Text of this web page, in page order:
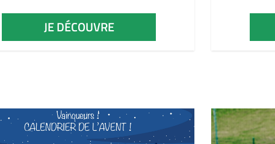
JE DÉCOUVRE